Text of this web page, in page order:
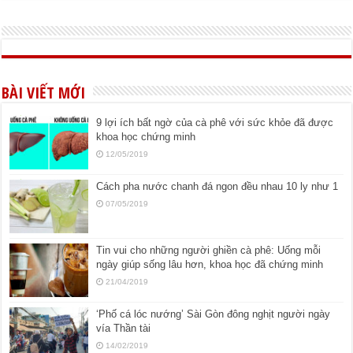
BÀI VIẾT MỚI
9 lợi ích bất ngờ của cà phê với sức khỏe đã được
khoa học chứng minh
12/05/2019
Cách pha nước chanh đá ngon đều nhau 10 ly như 1
07/05/2019
Tin vui cho những người ghiền cà phê: Uống mỗi
ngày giúp sống lâu hơn, khoa học đã chứng minh
21/04/2019
‘Phố cá lóc nướng’ Sài Gòn đông nghịt người ngày
vía Thần tài
14/02/2019